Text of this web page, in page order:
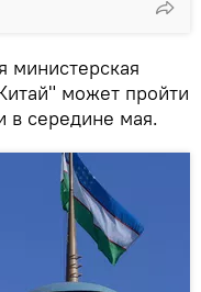
министерская
может пройти
в середине мая.